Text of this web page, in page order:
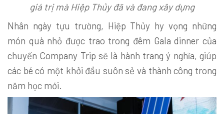
giá trị mà Hiệp Thủy đã và đang xây dựng
Nhân ngày tựu trường, Hiệp Thủy hy vọng những
món quà nhỏ được trao trong đêm Gala dinner của
chuyến Company Trip sẽ là hành trang ý nghĩa, giúp
các bé có một khởi đầu suôn sẻ và thành công trong
năm học mới.